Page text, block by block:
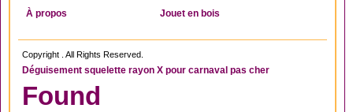
À propos Jouet en bois
Copyright . All Rights Reserved.
Déguisement squelette rayon X pour carnaval pas cher
Found